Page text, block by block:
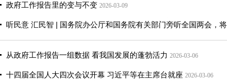
政府工作报告里的变与不变 2026-03-09
听民意 汇民智 | 国务院办公厅和国务院有关部门旁听全国两会，
从政府工作报告一组数据 看我国发展的蓬勃活力 2026-03-06
十四届全国人大四次会议开幕 习近平等在主席台就座 2026-03-06